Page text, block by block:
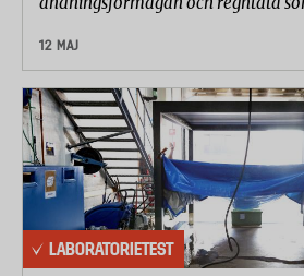
12 MAJ
LABORATORIETEST